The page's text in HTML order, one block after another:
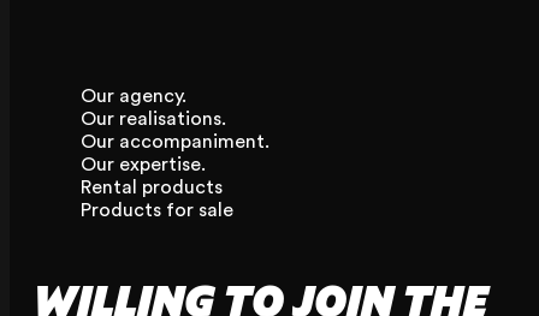
Our agency.
Our realisations.
Our accompaniment.
Our expertise.
Rental products
Products for sale
WILLING TO JOIN THE